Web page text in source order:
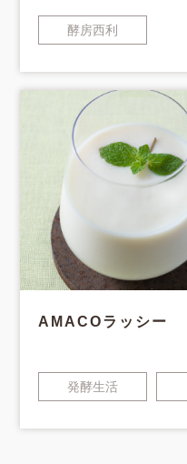
酵房西利
AMACOラッシー
発酵生活